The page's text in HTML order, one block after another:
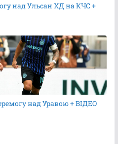
над Ульсан ХД на КЧС +
над Уравою + ВІДЕО